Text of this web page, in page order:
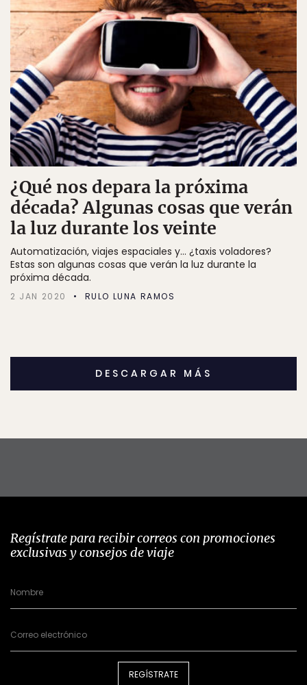
¿Qué nos depara la próxima
década? Algunas cosas que verán
la luz durante los veinte
Automatización, viajes espaciales y... ¿taxis voladores?
Estas son algunas cosas que verán la luz durante la
próxima década.
2 JAN 2020 RULO LUNA RAMOS
DESCARGAR MÁS
Regístrate para recibir correos con promociones
exclusivas y consejos de viaje
REGÍSTRATE